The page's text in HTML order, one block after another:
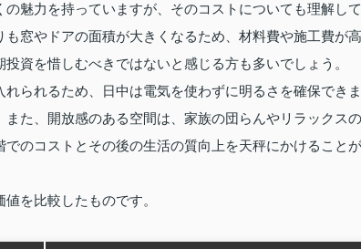
魅力を持っていますが、そのコストについても理解して
窓やドアの面積が大きくなるため、材料費や施工費が高
資を惜しむべきではないと感じる方も多いでしょう。
られるため、日中は電気を使わずに明るさを確保できま
た、開放感のある空間は、家族の団らんやリラックスの
のコストとその後の生活の質向上を天秤にかけることが
を比較したものです。